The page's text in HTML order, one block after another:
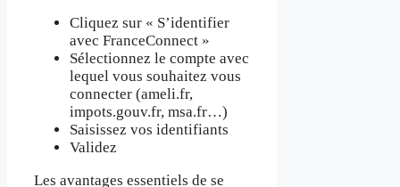
Cliquez sur « S’identifier
avec FranceConnect »
Sélectionnez le compte avec
lequel vous souhaitez vous
connecter (ameli.fr,
impots.gouv.fr, msa.fr…)
Saisissez vos identifiants
Validez
Les avantages essentiels de se